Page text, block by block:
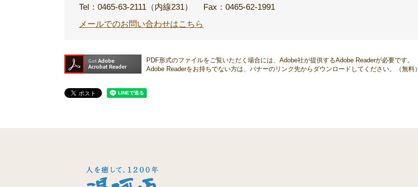
Tel：0465-63-2111（内線231）
Fax：0465-62-1991
メールでのお問い合わせはこちら
PDF形式のファイルをご覧いただく場合には、Adobe社が提供するAdobe Readerが必要です。
Adobe Readerをお持ちでない方は、バナーのリンク先からダウンロードしてください。（無料）